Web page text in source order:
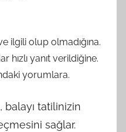
ilgili olup olmadığına.
hızlı yanıt verildiğine.
yorumlara.
tatilinizin
sağlar.